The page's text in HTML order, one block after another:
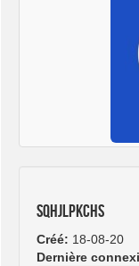
sqhjlpkchs
Créé: 18-08-20
Dernière